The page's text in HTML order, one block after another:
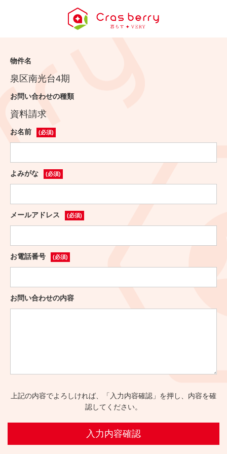
物件名
泉区南光台4期
お問い合わせの種類
資料請求
お名前 (必須)
よみがな (必須)
メールアドレス (必須)
お電話番号 (必須)
お問い合わせの内容
上記の内容でよろしければ、「入力内容確認」を押し、内容を確
認してください。
入力内容確認